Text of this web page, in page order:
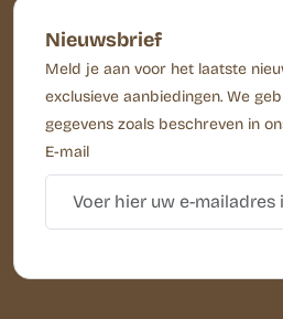
Nieuwsbrief
Meld je aan voor het laatste
exclusieve aanbiedingen. We
gegevens zoals beschreven in
E-mail